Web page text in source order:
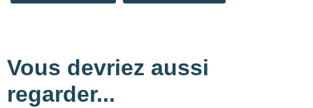
Vous devriez aussi
regarder...